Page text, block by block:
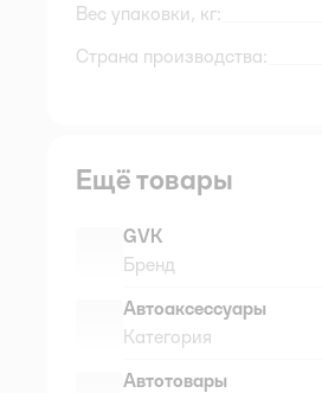
Вес упаковки, кг:
Страна производства:
Ещё товары
GVK
Бренд
Автоаксессуары
Категория
Автотовары